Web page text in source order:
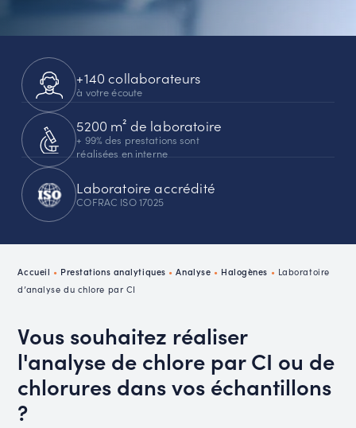
+140 collaborateurs
à votre écoute
5200 m² de laboratoire
+ 99% des prestations sont
réalisées en interne
Laboratoire accrédité
COFRAC ISO 17025
Accueil • Prestations analytiques •Analyse • Halogènes • Laboratoire
d’analyse du chlore par CI
Vous souhaitez réaliser
l'analyse de chlore par CI ou de
chlorures dans vos échantillons
?